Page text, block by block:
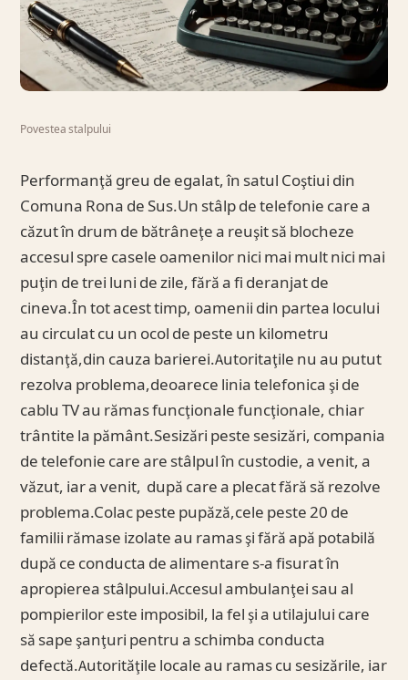
Povestea stalpului
Performanţă greu de egalat, în satul Coştiui din
Comuna Rona de Sus.Un stâlp de telefonie care a
căzut în drum de bătrâneţe a reuşit să blocheze
accesul spre casele oamenilor nici mai mult nici mai
puţin de trei luni de zile, fără a fi deranjat de
cineva.În tot acest timp, oamenii din partea locului
au circulat cu un ocol de peste un kilometru
distanţă,din cauza barierei.Autoritaţile nu au putut
rezolva problema,deoarece linia telefonica şi de
cablu TV au rămas funcţionale funcţionale, chiar
trântite la pământ.Sesizări peste sesizări, compania
de telefonie care are stâlpul în custodie, a venit, a
văzut, iar a venit, după care a plecat fără să rezolve
problema.Colac peste pupăză,cele peste 20 de
familii rămase izolate au ramas şi fără apă potabilă
după ce conducta de alimentare s-a fisurat în
apropierea stâlpului.Accesul ambulanţei sau al
pompierilor este imposibil, la fel şi a utilajului care
să sape şanţuri pentru a schimba conducta
defectă.Autorităţile locale au ramas cu sesizările, iar